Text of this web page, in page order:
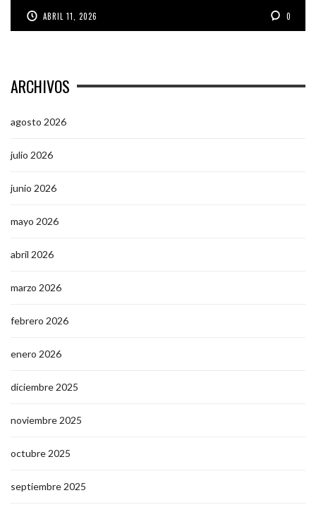
ABRIL 11, 2026 0
ARCHIVOS
agosto 2026
julio 2026
junio 2026
mayo 2026
abril 2026
marzo 2026
febrero 2026
enero 2026
diciembre 2025
noviembre 2025
octubre 2025
septiembre 2025